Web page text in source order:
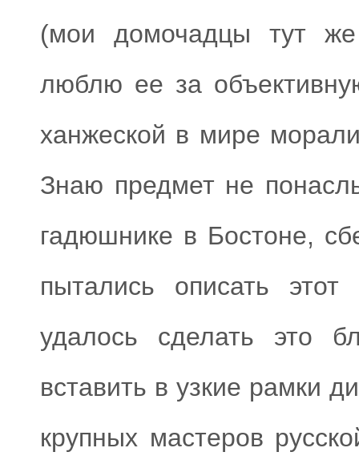
(мои домочадцы тут
люблю ее за
ханжеской в мире
Знаю предмет не
гадюшнике в Бостоне,
пытались описать
удалось сделать это
вставить в узкие рамки
крупных мастеров